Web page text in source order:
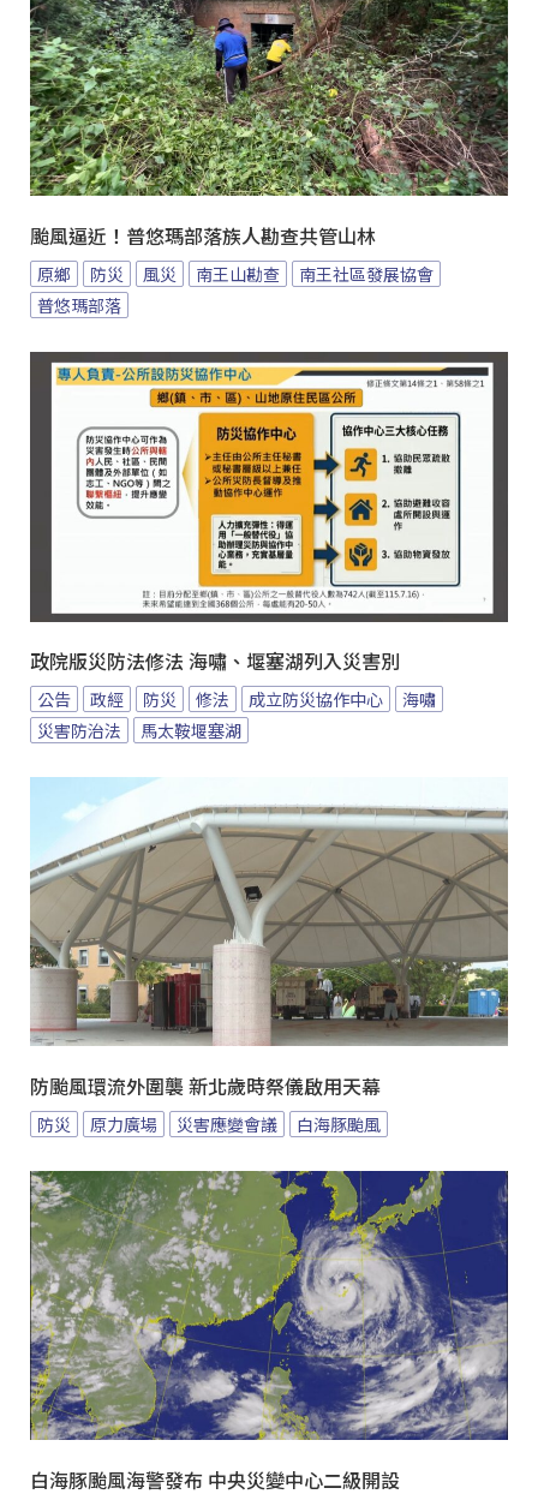
颱風逼近！普悠瑪部落族人勘查共管山林
原鄉 防災 風災 南王山勘查
南王社區發展協會
普悠瑪部落
政院版災防法修法 海嘯、堰塞湖列入災害別
公告 政經 防災 修法 成立防災協作中心
海嘯
災害防治法
馬太鞍堰塞湖
防颱風環流外圍襲 新北歲時祭儀啟用天幕
防災 原力廣場 災害應變會議 白海豚颱風
白海豚颱風海警發布 中央災變中心二級開設